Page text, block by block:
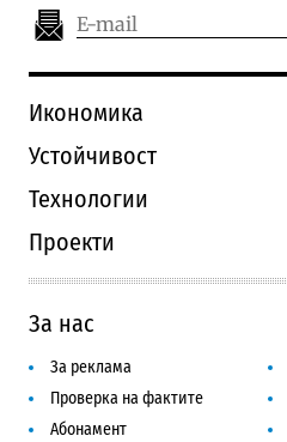
Икономика
Устойчивост
Технологии
Проекти
За нас
За реклама
Проверка на фактите
Абонамент